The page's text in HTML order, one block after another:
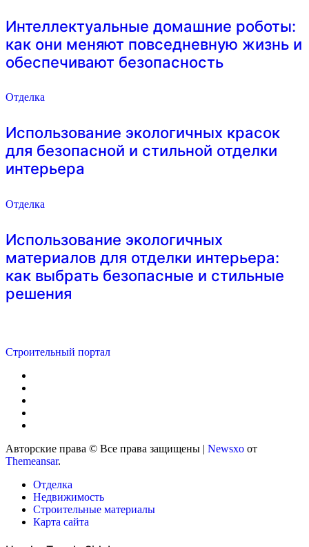
Интеллектуальные домашние роботы:
как они меняют повседневную жизнь и
обеспечивают безопасность
Отделка
Использование экологичных красок
для безопасной и стильной отделки
интерьера
Отделка
Использование экологичных
материалов для отделки интерьера:
как выбрать безопасные и стильные
решения
Строительный портал
Авторские права © Все права защищены | Newsxo от
Themeansar.
Отделка
Недвижимость
Строительные материалы
Карта сайта